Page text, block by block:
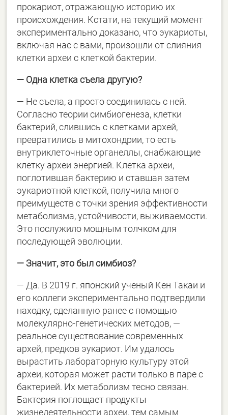
прокариот, отражающую историю их
происхождения. Кстати, на текущий момент
экспериментально доказано, что эукариоты,
включая нас с вами, произошли от слияния
клетки археи с клеткой бактерии.
― Одна клетка съела другую?
― Не съела, а просто соединилась с ней.
Согласно теории симбиогенеза, клетки
бактерий, слившись с клетками архей,
превратились в митохондрии, то есть
внутриклеточные органеллы, снабжающие
клетку археи энергией. Клетка археи,
поглотившая бактерию и ставшая затем
эукариотной клеткой, получила много
преимуществ с точки зрения эффективности
метаболизма, устойчивости, выживаемости.
Это послужило мощным толчком для
последующей эволюции.
― Значит, это был симбиоз?
― Да. В 2019 г. японский ученый Кен Такаи и
его коллеги экспериментально подтвердили
находку, сделанную ранее с помощью
молекулярно-генетических методов, ―
реальное существование современных
архей, предков эукариот. Им удалось
вырастить лабораторную культуру этой
археи, которая может расти только в паре с
бактерией. Их метаболизм тесно связан.
Бактерия поглощает продукты
жизнедеятельности археи, тем самым